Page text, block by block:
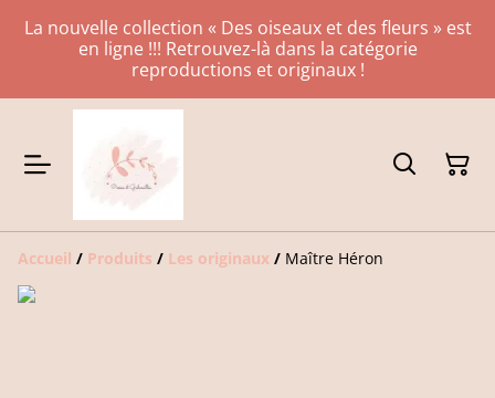
La nouvelle collection « Des oiseaux et des fleurs » est
en ligne !!! Retrouvez-là dans la catégorie
reproductions et originaux !
Accueil / Produits / Les originaux / Maître Héron